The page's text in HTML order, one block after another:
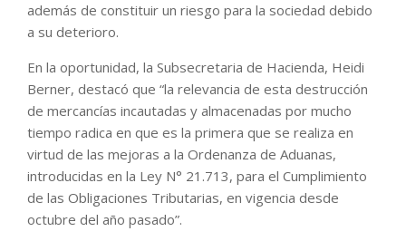
además de constituir un riesgo para la sociedad debido
a su deterioro.
En la oportunidad, la Subsecretaria de Hacienda, Heidi
Berner, destacó que “la relevancia de esta destrucción
de mercancías incautadas y almacenadas por mucho
tiempo radica en que es la primera que se realiza en
virtud de las mejoras a la Ordenanza de Aduanas,
introducidas en la Ley N° 21.713, para el Cumplimiento
de las Obligaciones Tributarias, en vigencia desde
octubre del año pasado”.